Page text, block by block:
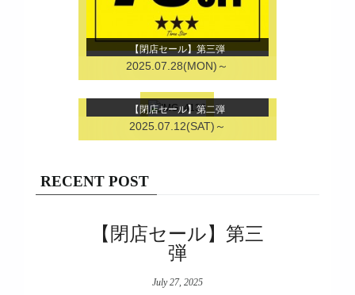
【閉店セール】第三弾
2025.07.28(MON)～
【閉店セール】第二弾
2025.07.12(SAT)～
RECENT POST
【閉店セール】第三
弾
July 27, 2025